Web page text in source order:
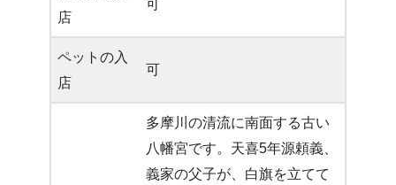
店
可
ペットの入
店
可
多摩川の清流に南面する古い
八幡宮です。天喜5年源頼義、
義家の父子が、白旗を立てて